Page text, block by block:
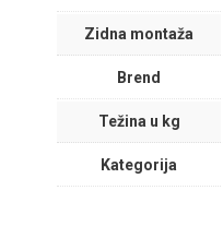
Zidna montaža
Brend
Težina u kg
Kategorija